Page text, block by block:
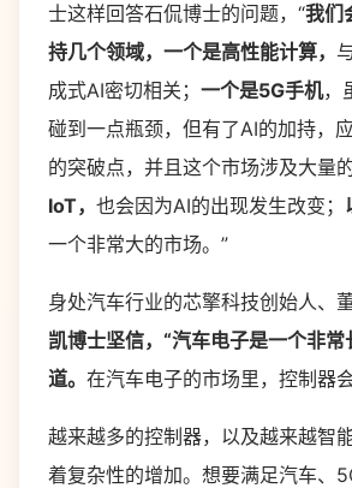
士这样回答石侃博士的问题，“我们
持几个领域，一个是高性能计算，
成式AI密切相关； 一个是5G手机，
碰到一点瓶颈，但有了AI的加持，
的突破点，并且这个市场涉及大量
IoT， 也会因为AI的出现发生改变；
一个非常大的市场。”
身处汽车行业的芯擎科技创始人、
凯博士坚信，“汽车电子是一个非
道。 在汽车电子的市场里，控制器
越来越多的控制器，以及越来越智
着复杂性的增加。想要满足汽车、